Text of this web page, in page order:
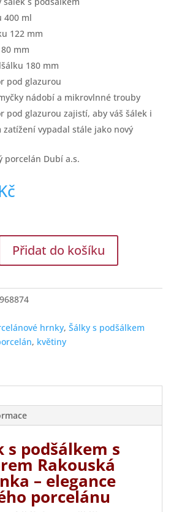
400 ml
122 mm
mm
180 mm
pod glazurou
nádobí a mikrovlnné trouby
pod glazurou zajistí, aby váš šálek i
zatížení vypadal stále jako nový
porcelán Dubí a.s.
Přidat do košíku
hrnky, Šálky s podšálkem
, květiny
s podšálkem s
Rakouská
– elegance
porcelánu